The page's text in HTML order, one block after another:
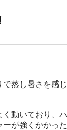
蒸し暑さを感
動いており、
が強くかかっ